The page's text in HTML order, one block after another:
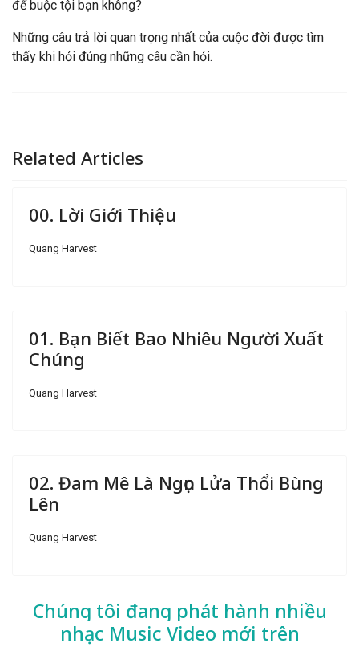
để buộc tội bạn không?
Những câu trả lời quan trọng nhất của cuộc đời được tìm
thấy khi hỏi đúng những câu cần hỏi.
Related Articles
00. Lời Giới Thiệu
Quang Harvest
01. Bạn Biết Bao Nhiêu Người Xuất
Chúng
Quang Harvest
02. Đam Mê Là Ngọn Lửa Thổi Bùng
Lên
Quang Harvest
Chúng tôi đang phát hành nhiều
nhạc Music Video mới trên